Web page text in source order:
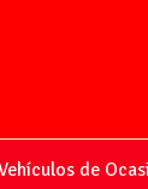
de